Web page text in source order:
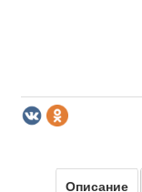
Описание